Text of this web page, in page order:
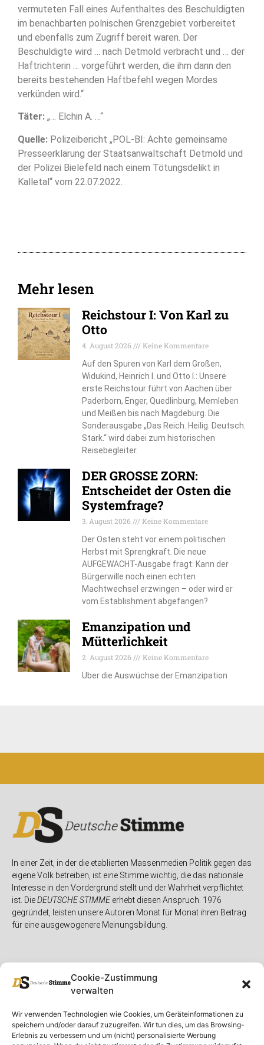
Cookie-Zustimmung
verwalten
Wir verwenden Technologien wie Cookies, um Geräteinformationen zu
speichern und/oder darauf zuzugreifen. Wir tun dies, um das Browsing-
Erlebnis zu verbessern und um (nicht) personalisierte Werbung
vermuteten Fall eines Aufenthaltes des Beschuldigten
im benachbarten polnischen Grenzgebiet vorbereitet
und ebenfalls zum Zugriff bereit waren. Der
Beschuldigte wird … nach Detmold verbracht und … der
Haftrichterin … vorgeführt werden, die ihm dann den
bereits bestehenden Haftbefehl wegen Mordes
verkünden wird.“
Täter: „… Elchin A. …“
Quelle: Polizeibericht „POL-BI: Achte gemeinsame
Presseerklärung der Staatsanwaltschaft Detmold und
der Polizei Bielefeld nach einem Tötungsdelikt in
Kalletal“ vom 22.07.2022.
Mehr lesen
Reichstour I: Von Karl zu
Otto
4. August 2026
Keine Kommentare
Auf den Spuren von Karl dem Großen,
Widukind, Heinrich I. und Otto I.: Unsere
erste Reichstour führt von Aachen über
Paderborn, Enger, Quedlinburg, Memleben
und Meißen bis nach Magdeburg. Die
Sonderausgabe „Das Reich. Heilig. Deutsch.
Stark.“ wird dabei zum historischen
Reisebegleiter.
DER GROSSE ZORN:
Entscheidet der Osten die
Systemfrage?
3. August 2026
Keine Kommentare
Der Osten steht vor einem politischen
Herbst mit Sprengkraft. Die neue
AUFGEWACHT-Ausgabe fragt: Kann der
Bürgerwille noch einen echten
Machtwechsel erzwingen – oder wird er
vom Establishment abgefangen?
Emanzipation und
Mütterlichkeit
2. August 2026
Keine Kommentare
Über die Auswüchse der Emanzipation
In einer Zeit, in der die etablierten Massenmedien Politik gegen das
eigene Volk betreiben, ist eine Stimme wichtig, die das nationale
Interesse in den Vordergrund stellt und der Wahrheit verpflichtet
ist. DieDEUTSCHE STIMMEerhebt diesen Anspruch. 1976
gegründet, leisten unsere Autoren Monat für Monat ihren Beitrag
für eine ausgewogenere Meinungsbildung.
Unser Magazin
Spenden
Rubriken
Deutschland
Rechtliches
Rechtliche Hinweise